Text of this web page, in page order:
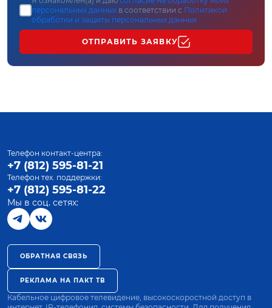
персональных данных в соответствии с Политикой
обработки и защиты персональных данных
ОТПРАВИТЬ ЗАЯВКУ
Телефон контакт-центра:
+7 (812) 595-81-21
Телефон тех. поддержки:
+7 (812) 595-81-22
Мы в соц. сетях:
ОБРАТНАЯ СВЯЗЬ
РЕКЛАМА НА ПАКТ ТВ
Кабельное цифровое телевидение, высокоскоростной доступ в